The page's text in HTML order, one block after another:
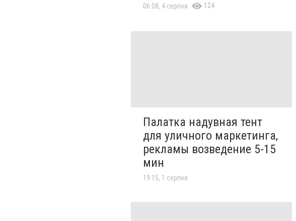
06:08, 4 серпня 124
Палатка надувная тент
для уличного маркетинга,
рекламы возведение 5-15
мин
19:15, 1 серпня